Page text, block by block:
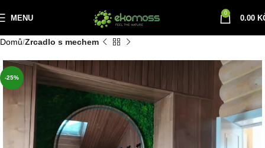
MENU
0
0.00
Domů Zrcadlo s mechem
-25%